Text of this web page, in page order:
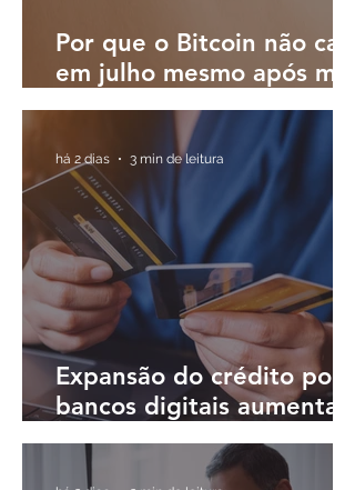
Por que o Bitcoin não caiu
em julho mesmo após mês
turbulento; o que esperar
em agosto?
Expansão do crédito por
bancos digitais aumenta
desafio de controlar
inadimplência, diz
há 2 dias 3 min de leitura